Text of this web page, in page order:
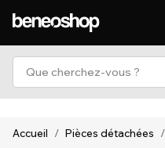
Accueil / Pièces détachées /